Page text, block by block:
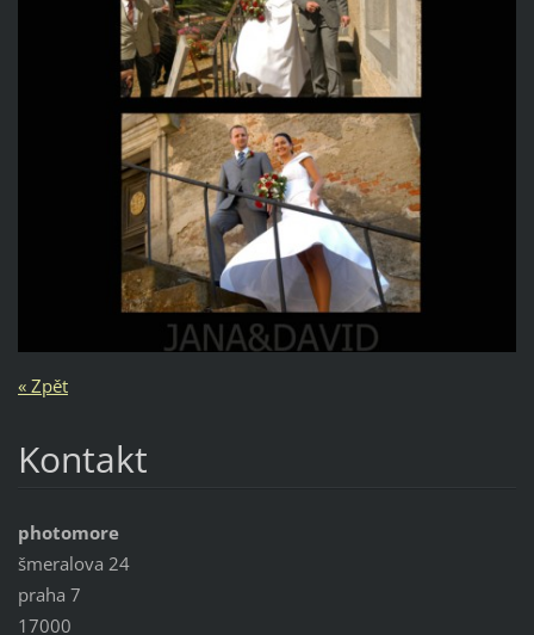
« Zpět
Kontakt
photomore
šmeralova 24
praha 7
17000